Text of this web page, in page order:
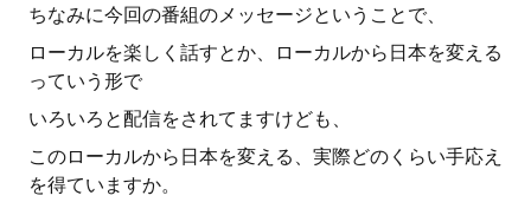
ちなみに今回の番組のメッセージということで、
ローカルを楽しく話すとか、ローカルから日本を変える
っていう形で
いろいろと配信をされてますけども、
このローカルから日本を変える、実際どのくらい手応え
を得ていますか。